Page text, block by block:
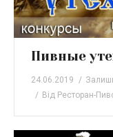
Пивные
24.06.2019
Від Ресторан-